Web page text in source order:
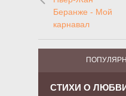
Беранже - Мой
карнавал
СТИХИ О